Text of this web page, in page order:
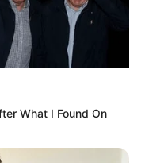
What I Found On